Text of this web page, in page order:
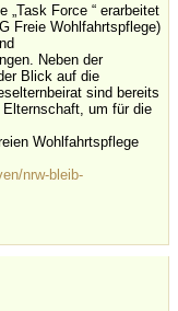
„Task Force “ erarbeitet
Freie Wohlfahrtspflege)
Neben der
Blick auf die
sind bereits
um für die
Wohlfahrtspflege
nrw-bleib-